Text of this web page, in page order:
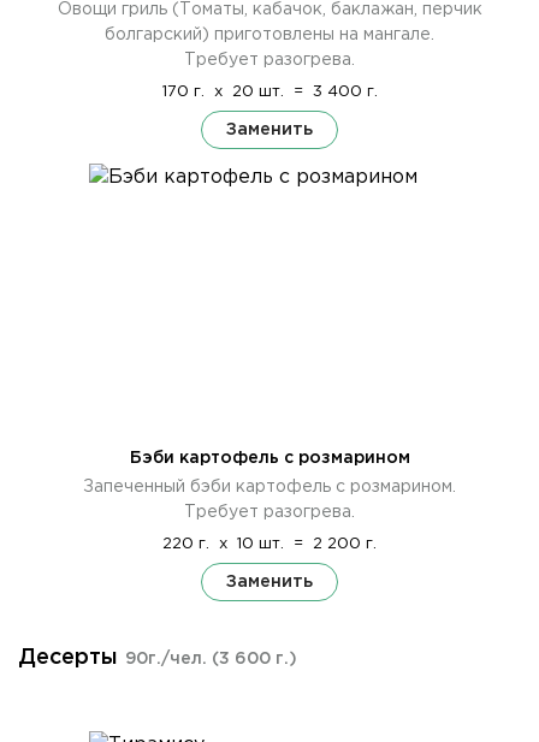
Овощи гриль (Томаты, кабачок, баклажан, перчик
болгарский) приготовлены на мангале.
Требует разогрева.
170 г. x 20 шт. = 3 400 г.
Заменить
Бэби картофель с розмарином
Запеченный бэби картофель с розмарином.
Требует разогрева.
220 г. x 10 шт. = 2 200 г.
Заменить
Десерты 90г./чел. (3 600 г.)